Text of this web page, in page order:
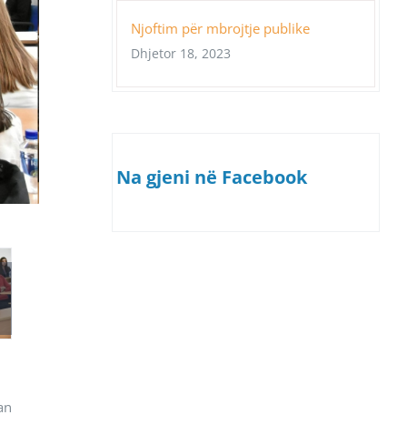
Njoftim për mbrojtje publike
Dhjetor 18, 2023
Na gjeni në Facebook